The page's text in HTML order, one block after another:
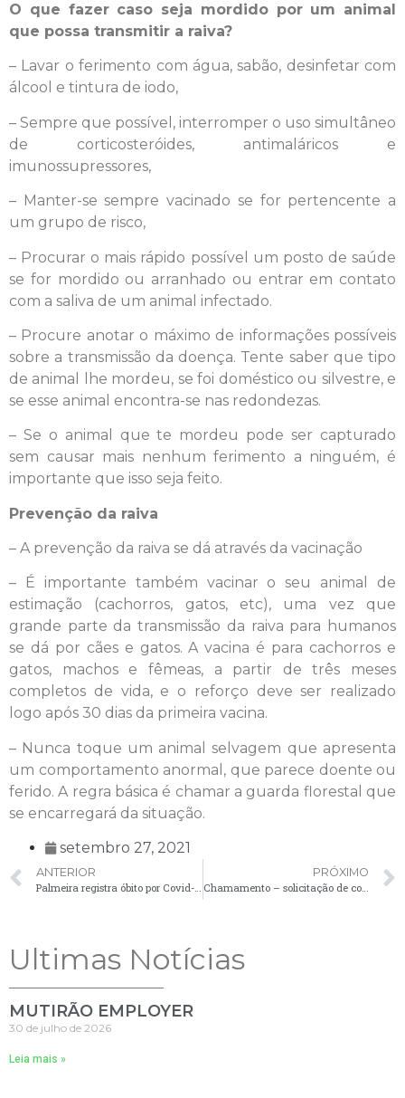
O que fazer caso seja mordido por um animal
que possa transmitir a raiva?
– Lavar o ferimento com água, sabão, desinfetar com
álcool e tintura de iodo,
– Sempre que possível, interromper o uso simultâneo
de corticosteróides, antimaláricos e
imunossupressores,
– Manter-se sempre vacinado se for pertencente a
um grupo de risco,
– Procurar o mais rápido possível um posto de saúde
se for mordido ou arranhado ou entrar em contato
com a saliva de um animal infectado.
– Procure anotar o máximo de informações possíveis
sobre a transmissão da doença. Tente saber que tipo
de animal lhe mordeu, se foi doméstico ou silvestre, e
se esse animal encontra-se nas redondezas.
– Se o animal que te mordeu pode ser capturado
sem causar mais nenhum ferimento a ninguém, é
importante que isso seja feito.
Prevenção da raiva
– A prevenção da raiva se dá através da vacinação
– É importante também vacinar o seu animal de
estimação (cachorros, gatos, etc), uma vez que
grande parte da transmissão da raiva para humanos
se dá por cães e gatos. A vacina é para cachorros e
gatos, machos e fêmeas, a partir de três meses
completos de vida, e o reforço deve ser realizado
logo após 30 dias da primeira vacina.
– Nunca toque um animal selvagem que apresenta
um comportamento anormal, que parece doente ou
ferido. A regra básica é chamar a guarda florestal que
se encarregará da situação.
setembro 27, 2021
ANTERIOR
Palmeira registra óbito por Covid-19 e confirma sete novos casos
PRÓXIMO
Chamamento – solicitação de comparecimento de candidato – 27/09
Ultimas Notícias
MUTIRÃO EMPLOYER
30 de julho de 2026
Leia mais »